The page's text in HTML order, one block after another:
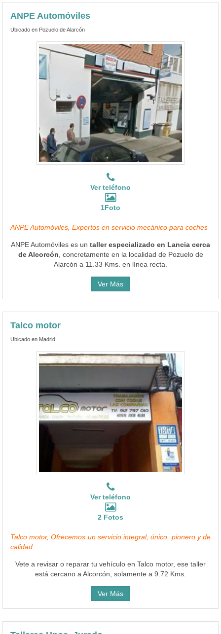
ANPE Automóviles
Ubicado en Pozuelo de Alarcón
Ver teléfono
1Foto
ANPE Automóviles, Expertos en servicio mecánico para coches
ANPE Automóviles es un taller especializado en Lancia cerca
de Alcorcón , concretamente en la localidad de Pozuelo de
Alarcón a 11.33 Kms. en línea recta.
Ver Más
Talco motor
Ubicado en Madrid
Ver teléfono
2 Fotos
Talco motor, Ofrecemos un servicio integral, único, pionero y de
calidad.
Vete a revisar o reparar tu vehículo en Talco motor, ese taller
está cercano a Alcorcón, solamente a 9.72 Kms.
Ver Más